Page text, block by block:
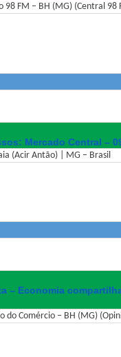
98 FM – BH (MG) (Central
Mercado Central –
(Acir Antão) | MG – Brasil
– Economia
do Comércio – BH (MG)